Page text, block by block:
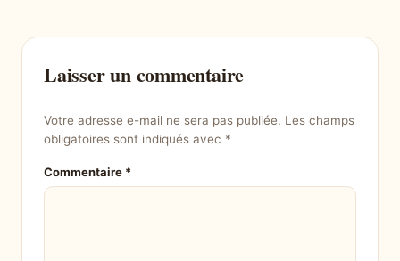
Laisser un commentaire
Votre adresse e-mail ne sera pas publiée. Les champs
obligatoires sont indiqués avec *
Commentaire *